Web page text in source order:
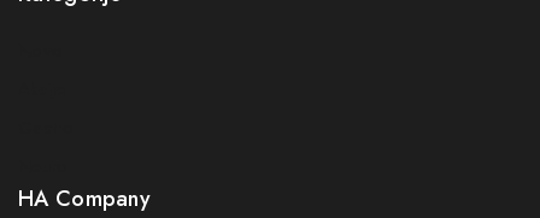
HA Company